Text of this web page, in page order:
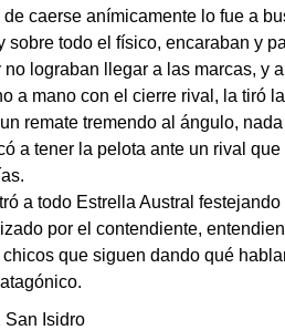
caerse anímicamente lo fue a
sobre todo el físico, encaraban y
lograban llegar a las marcas, y
a mano con el cierre rival, la tiró
remate tremendo al ángulo,
a tener la pelota ante un rival
a todo Estrella Austral
por el contendiente,
que siguen dando qué
San Isidro